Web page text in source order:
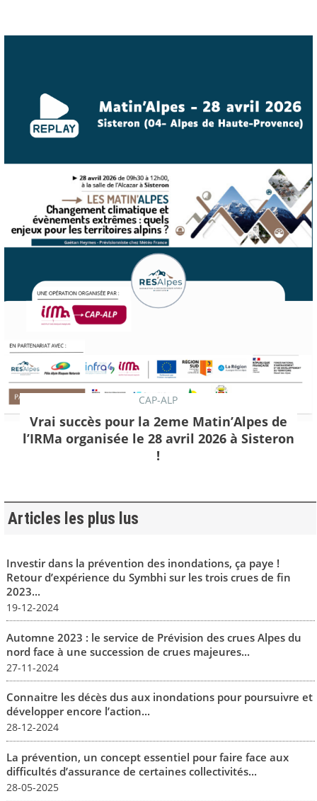
CAP-ALP
Vrai succès pour la 2eme Matin’Alpes de
l’IRMa organisée le 28 avril 2026 à Sisteron
!
Articles les plus lus
Investir dans la prévention des inondations, ça paye !
Retour d’expérience du Symbhi sur les trois crues de fin
2023...
19-12-2024
Automne 2023 : le service de Prévision des crues Alpes du
nord face à une succession de crues majeures...
27-11-2024
Connaitre les décès dus aux inondations pour poursuivre et
développer encore l’action...
28-12-2024
La prévention, un concept essentiel pour faire face aux
difficultés d’assurance de certaines collectivités...
28-05-2025